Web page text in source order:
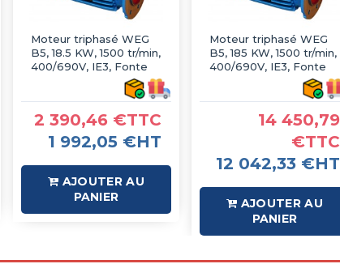
Moteur triphasé WEG
B5, 18.5 KW, 1500 tr/min,
400/690V, IE3, Fonte
2 390,46 €TTC
1 992,05 €HT
AJOUTER AU
PANIER
Moteur triphasé WEG
B5, 185 KW, 1500 tr/min,
400/690V, IE3, Fonte
14 450,79
€TTC
12 042,33 €HT
AJOUTER AU
PANIER